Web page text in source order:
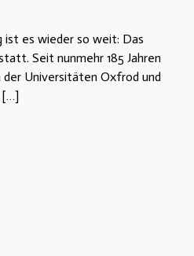
ist es wieder so weit: Das
Seit nunmehr 185 Jahren
Universitäten Oxfrod und
[…]